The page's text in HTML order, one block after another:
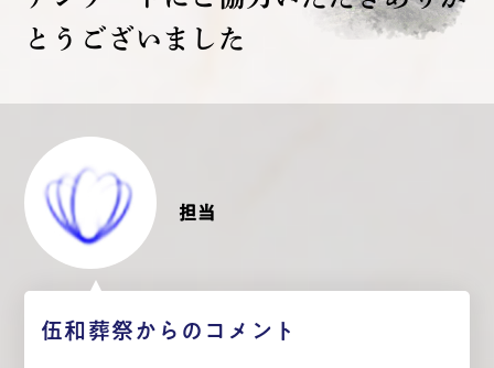
とうございました
伍和葬祭からのコメント
担当